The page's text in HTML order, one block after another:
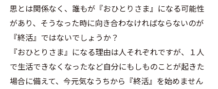
思とは関係なく、誰もが『おひとりさま』になる可能性
があり、そうなった時に向き合わなければならないのが
『終活』ではないでしょうか？
『おひとりさま』になる理由は人それぞれですが、１人
で生活できなくなったなど自分にもしものことが起きた
場合に備えて、今元気なうちから『終活』を始めません